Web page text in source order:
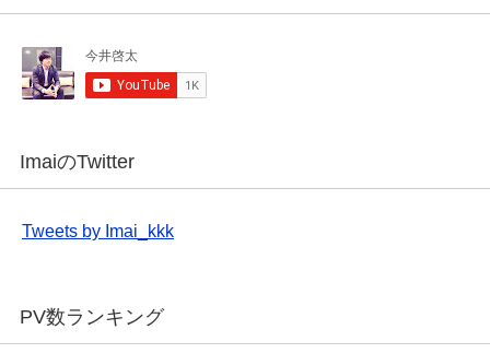
ImaiのTwitter
Tweets by Imai_kkk
PV数ランキング